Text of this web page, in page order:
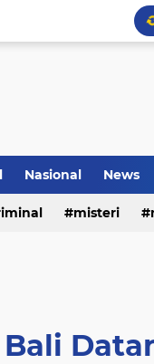
Nasional News
misteri